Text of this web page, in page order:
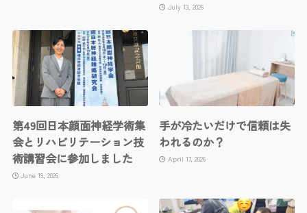
July 13, 2026
第49回日本顔面神経学術集
会とリハビリテーション技
術講習会に参加しました
June 19, 2026
手が冷たいだけで信頼は失
われるのか？
April 17, 2026